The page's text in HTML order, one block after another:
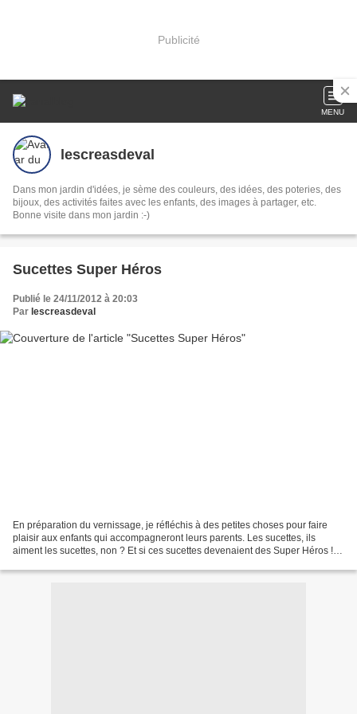
Publicité
MENU
lescreasdeval
Dans mon jardin d'idées, je sème des couleurs, des idées, des poteries, des
bijoux, des activités faites avec les enfants, des images à partager, etc.
Bonne visite dans mon jardin :-)
Sucettes Super Héros
Publié le 24/11/2012 à 20:03
Par lescreasdeval
En préparation du vernissage, je réfléchis à des petites choses pour faire
plaisir aux enfants qui accompagneront leurs parents. Les sucettes, ils
aiment les sucettes, non ? Et si ces sucettes devenaient des Super Héros !!!